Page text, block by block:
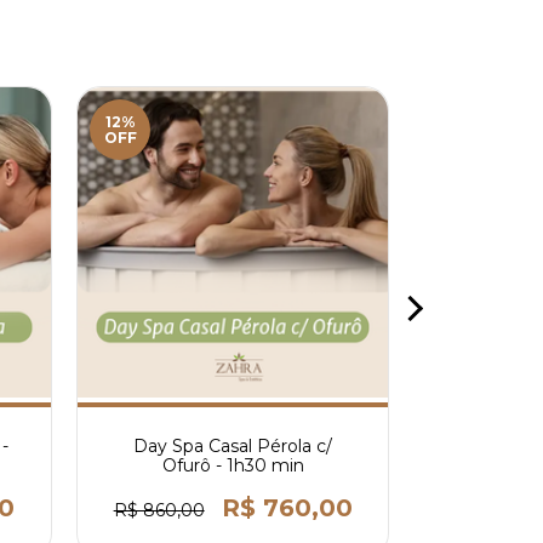
12%
OFF
Day Spa Casal Pérola c/
Ofurô - 1h30 min
R$ 860,00 R$ 760,00